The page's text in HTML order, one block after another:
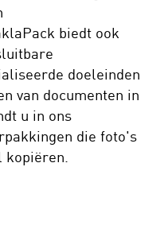
biedt ook
doeleinden
van documenten in
u in ons
die foto's
kopiëren.